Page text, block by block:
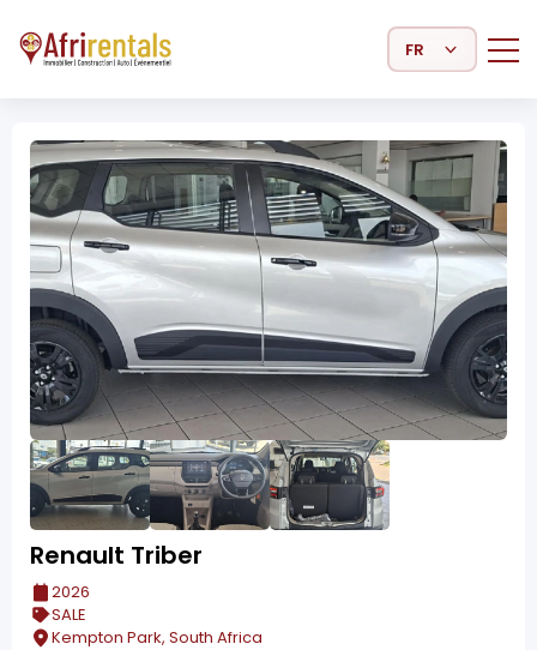
Select Language
Renault Triber
2026
SALE
Kempton Park, South Africa